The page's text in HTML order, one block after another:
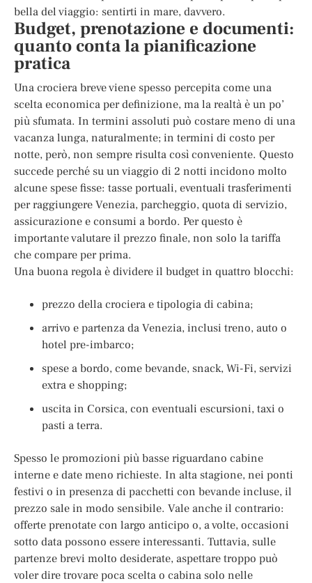
bella del viaggio: sentirti in mare, davvero.
Budget, prenotazione e documenti:
quanto conta la pianificazione
pratica
Una crociera breve viene spesso percepita come una
scelta economica per definizione, ma la realtà è un po’
più sfumata. In termini assoluti può costare meno di una
vacanza lunga, naturalmente; in termini di costo per
notte, però, non sempre risulta così conveniente. Questo
succede perché su un viaggio di 2 notti incidono molto
alcune spese fisse: tasse portuali, eventuali trasferimenti
per raggiungere Venezia, parcheggio, quota di servizio,
assicurazione e consumi a bordo. Per questo è
importante valutare il prezzo finale, non solo la tariffa
che compare per prima.
Una buona regola è dividere il budget in quattro blocchi:
prezzo della crociera e tipologia di cabina;
arrivo e partenza da Venezia, inclusi treno, auto o
hotel pre-imbarco;
spese a bordo, come bevande, snack, Wi-Fi, servizi
extra e shopping;
uscita in Corsica, con eventuali escursioni, taxi o
pasti a terra.
Spesso le promozioni più basse riguardano cabine
interne e date meno richieste. In alta stagione, nei ponti
festivi o in presenza di pacchetti con bevande incluse, il
prezzo sale in modo sensibile. Vale anche il contrario:
offerte prenotate con largo anticipo o, a volte, occasioni
sotto data possono essere interessanti. Tuttavia, sulle
partenze brevi molto desiderate, aspettare troppo può
voler dire trovare poca scelta o cabina solo nelle